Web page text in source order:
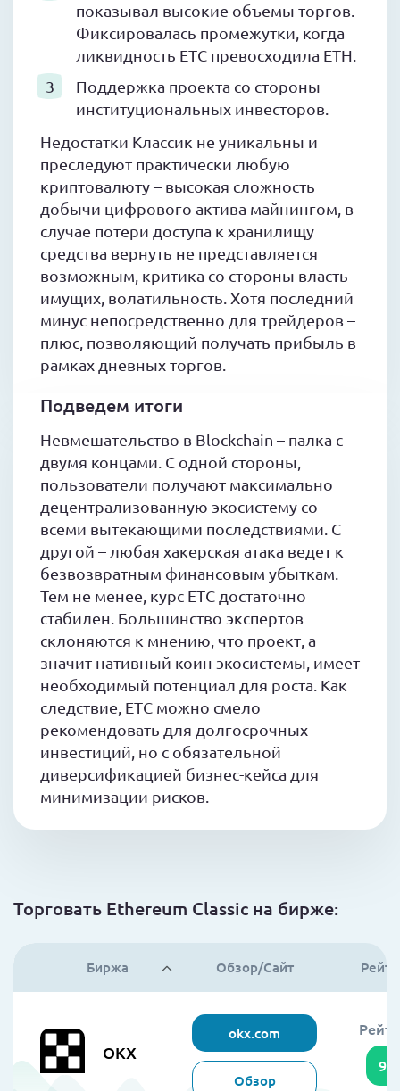
показывал высокие объемы торгов.
Фиксировалась промежутки, когда
ликвидность ETC превосходила ETH.
Поддержка проекта со стороны
институциональных инвесторов.
Недостатки Классик не уникальны и
преследуют практически любую
криптовалюту – высокая сложность
добычи цифрового актива майнингом, в
случае потери доступа к хранилищу
средства вернуть не представляется
возможным, критика со стороны власть
имущих, волатильность. Хотя последний
минус непосредственно для трейдеров –
плюс, позволяющий получать прибыль в
рамках дневных торгов.
Подведем итоги
Невмешательство в Blockchain – палка с
двумя концами. С одной стороны,
пользователи получают максимально
децентрализованную экосистему со
всеми вытекающими последствиями. С
другой – любая хакерская атака ведет к
безвозвратным финансовым убыткам.
Тем не менее, курс ETC достаточно
стабилен. Большинство экспертов
склоняются к мнению, что проект, а
значит нативный коин экосистемы, имеет
необходимый потенциал для роста. Как
следствие, ETC можно смело
рекомендовать для долгосрочных
инвестиций, но с обязательной
диверсификацией бизнес-кейса для
минимизации рисков.
Торговать Ethereum Classic на бирже:
Биржа Обзор/Сайт
OKX
okx.com
Обзор
95